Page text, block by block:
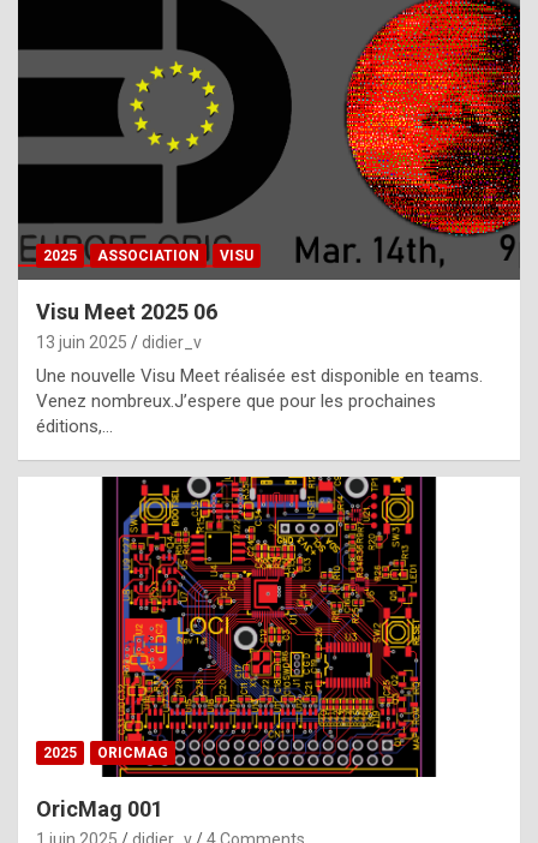
h
a
t
t
e
b
e
s
t
p
h
o
n
y
2025 ASSOCIATION VISU
Visu Meet 2025 06
13 juin 2025 didier_v
Une nouvelle Visu Meet réalisée est disponible en teams.
Venez nombreux.J’espere que pour les prochaines
éditions,…
2025 ORICMAG
OricMag 001